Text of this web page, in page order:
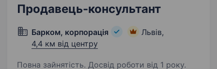
Продавець-консультант
Барком, корпорація
Львів,
4,4 км від центру
Повна зайнятість. Досвід роботи від 1 року.